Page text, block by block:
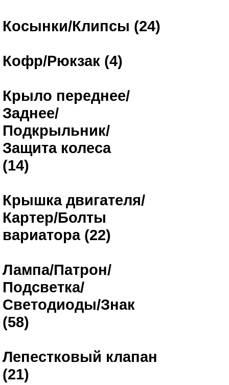
Косынки/Клипсы (24)
Кофр/Рюкзак (4)
Крыло переднее/
Заднее/
Подкрыльник/
Защита колеса
(14)
Крышка двигателя/
Картер/Болты
вариатора (22)
Лампа/Патрон/
Подсветка/
Светодиоды/Знак
(58)
Лепестковый клапан
(21)